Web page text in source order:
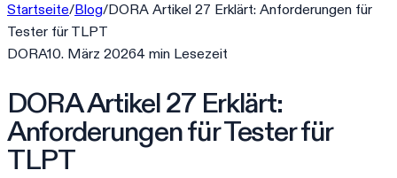
Startseite/Blog/DORA Artikel 27 Erklärt: Anforderungen für
Tester für TLPT
DORA10. März 20264 min Lesezeit
DORA Artikel 27 Erklärt:
Anforderungen für Tester für
TLPT